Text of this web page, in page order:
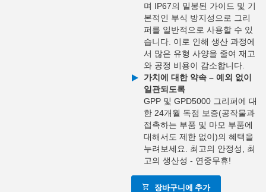
며 IP67의 밀봉된 가이드 및 기
본적인 부식 방지성으로 그리
퍼를 일반적으로 사용할 수 있
습니다. 이로 인해 생산 과정에
서 많은 유형 사양을 줄여 재고
와 공정 비용이 감소합니다.
가치에 대한 약속 – 예외 없이
일관되도록
GPP 및 GPD5000 그리퍼에 대
한 24개월 독점 보증(공작물과
접촉하는 부품 및 마모 부품에
대해서도 제한 없이)의 혜택을
누려보세요. 최고의 안정성, 최
고의 생산성 - 연중무휴!
장바구니에 추가